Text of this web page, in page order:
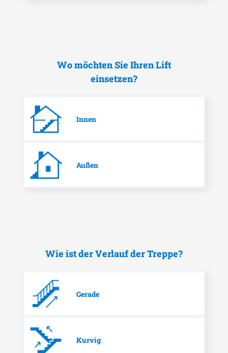
Wo möchten Sie Ihren Lift
einsetzen?
Innen
Außen
Wie ist der Verlauf der Treppe?
Gerade
Kurvig